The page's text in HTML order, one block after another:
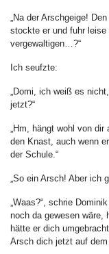
„Na der Arschgeige!
stockte er und fuhr
vergewaltigen…?“
Ich seufzte:
„Domi, ich weiß es
jetzt?“
„Hm, hängt wohl von
den Knast, auch wenn
der Schule.“
„So ein Arsch! Aber ich
„Waas?“, schrie
noch da gewesen wäre,
hätte er dich
Arsch dich jetzt auf dem